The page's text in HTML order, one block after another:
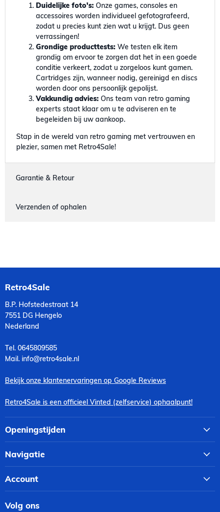
Duidelijke foto's:Onze games, consoles en
accessoires worden individueel gefotografeerd,
zodat u precies kunt zien wat u krijgt. Dus geen
verrassingen!
Grondige producttests:We testen elk item
grondig om ervoor te zorgen dat het in een goede
conditie verkeert, zodat u zorgeloos kunt gamen.
Cartridges zijn, wanneer nodig, gereinigd en discs
worden door ons persoonlijk gepolijst.
Vakkundig advies:Ons team van retro gaming
experts staat klaar om u te adviseren en te
begeleiden bij uw aankoop.
Stap in de wereld van retro gaming met vertrouwen en
plezier, samen met Retro4Sale!
Garantie & Retour
Verzenden of ophalen
Retro4Sale
B.P. Hofstedestraat 14
7551 DG Hengelo
Nederland
Tel. 0645809585
Mail. info@retro4sale.nl
Bekijk onze klantenervaringen op Google Reviews
Retro4Sale is een officieel Vinted (zelfservice) ophaalpunt!
Openingstijden
Navigatie
Account
Volg ons